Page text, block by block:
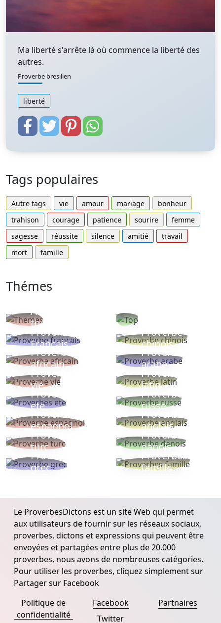
Ma liberté s'arrête là où commence la liberté des
autres.
Proverbe bresilien
liberté
Tags populaires
Autre tags vie amour mariage
bonheur
trahison
courage patience sourire
femme
sagesse
réussite silence amitié
travail
mort
famille
Thémes
Autres
thèmes
Proverbe
Français
Proverbe
chinois
Proverbe
africain
Proverbe
arabe
Proverbe
vie
Proverbe
latin
Proverbes
ete
Proverbe
russe
Proverbe
espagnol
Proverbe
anglais
Proverbe
turc
Proverbe
danois
Proverbe
grec
Proverbes
famille
Le ProverbesDictons est un site Web qui permet
aux utilisateurs de fournir sur les réseaux sociaux,
proverbes, dictons et expressions qui peuvent être
envoyées et partagées entre plus de 20.000
proverbes, nous avons de nombreuses catégories.
Pour utiliser les proverbes, cliquez simplement sur
Partager sur Facebook
Politique de
confidentialité
Facebook
Twitter
Partnaires